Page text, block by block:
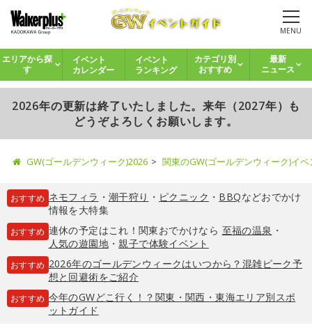
MENU
エリアから探
す
イベント
カレンダー
イベント
ランキング
カテゴリ別
おすすめ
最新
ニュース
2026年の更新は終了いたしました。来年（2027年）も
どうぞよろしくお願いします。
GW(ゴールデンウィーク)2026 関東のGW(ゴールデンウィーク)イ
おすすめ ネモフィラ ・ 潮干狩り ・ ピクニック ・ BBQなどおでかけ
情報を大特集
おすすめ 連休の予定はこれ！関東おでかけなら 至福の温泉 ・
人気の遊園地・親子で体験イベント
おすすめ 2026年のゴールデンウィークはいつから？混雑ピーク予
想と回避術をご紹介
おすすめ 今年のGWどこ行く！？関東・関西・東海エリア別スポ
ットガイド